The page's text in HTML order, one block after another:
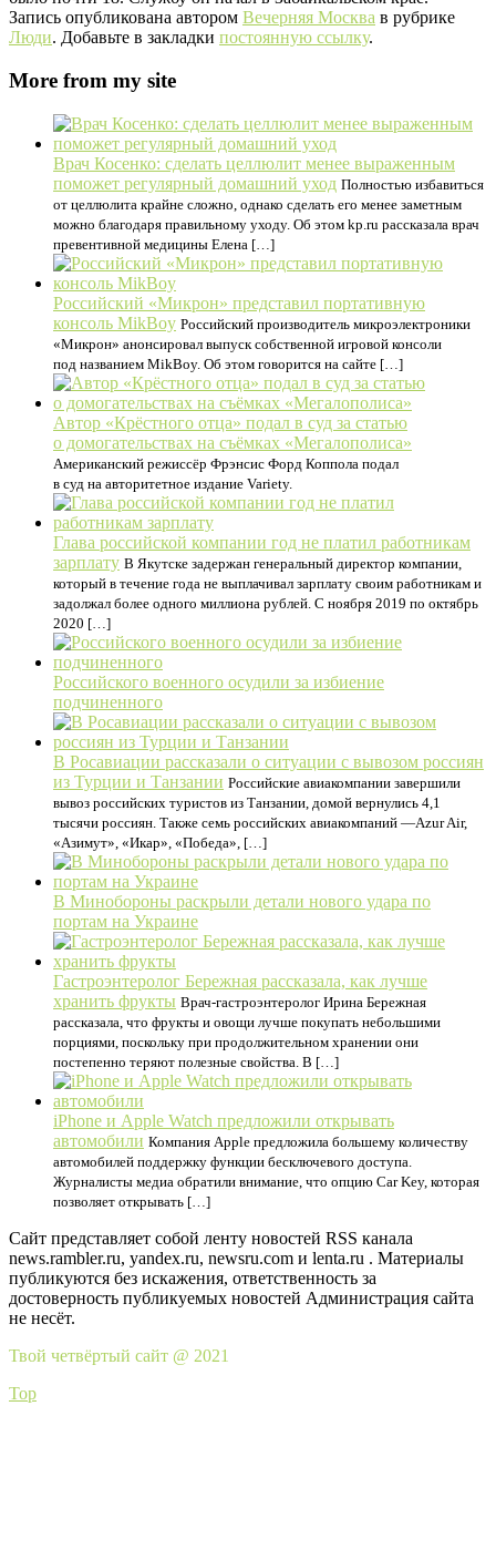
Запись опубликована автором Вечерняя Москва в рубрике
Люди. Добавьте в закладки постоянную ссылку.
More from my site
Врач Косенко: сделать целлюлит менее выраженным
поможет регулярный домашний уход Полностью избавиться
от целлюлита крайне сложно, однако сделать его менее заметным
можно благодаря правильному уходу. Об этом kp.ru рассказала врач
превентивной медицины Елена […]
Российский «Микрон» представил портативную
консоль MikBoy Российский производитель микроэлектроники
«Микрон» анонсировал выпуск собственной игровой консоли
под названием MikBoy. Об этом говорится на сайте […]
Автор «Крёстного отца» подал в суд за статью
о домогательствах на съёмках «Мегалополиса»
Американский режиссёр Фрэнсис Форд Коппола подал
в суд на авторитетное издание Variety.
Глава российской компании год не платил работникам
зарплату В Якутске задержан генеральный директор компании,
который в течение года не выплачивал зарплату своим работникам и
задолжал более одного миллиона рублей. С ноября 2019 по октябрь
2020 […]
Российского военного осудили за избиение
подчиненного
В Росавиации рассказали о ситуации с вывозом россиян
из Турции и Танзании Российские авиакомпании завершили
вывоз российских туристов из Танзании, домой вернулись 4,1
тысячи россиян. Также семь российских авиакомпаний —Azur Air,
«Азимут», «Икар», «Победа», […]
В Минобороны раскрыли детали нового удара по
портам на Украине
Гастроэнтеролог Бережная рассказала, как лучше
хранить фрукты Врач-гастроэнтеролог Ирина Бережная
рассказала, что фрукты и овощи лучше покупать небольшими
порциями, поскольку при продолжительном хранении они
постепенно теряют полезные свойства. В […]
iPhone и Apple Watch предложили открывать
автомобили Компания Apple предложила большему количеству
автомобилей поддержку функции бесключевого доступа.
Журналисты медиа обратили внимание, что опцию Car Key, которая
позволяет открывать […]
Сайт представляет собой ленту новостей RSS канала
news.rambler.ru, yandex.ru, newsru.com и lenta.ru . Материалы
публикуются без искажения, ответственность за
достоверность публикуемых новостей Администрация сайта
не несёт.
Твой четвёртый сайт @ 2021
Top